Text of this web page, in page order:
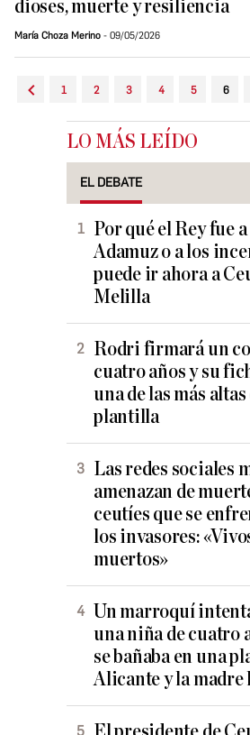
dioses, muerte y resiliencia
María Choza Merino 09/05/2026
1 2 3 4 5 6
LO MÁS LEÍDO
EL DEBATE
Por qué el Rey fue
Adamuz o a los
puede ir ahora a
Melilla
Rodri firmará un
cuatro años y su
una de las más altas
plantilla
Las redes sociales
amenazan de
ceutíes que se
los invasores:
muertos»
Un marroquí
una niña de cuatro
se bañaba en una
Alicante y la madre